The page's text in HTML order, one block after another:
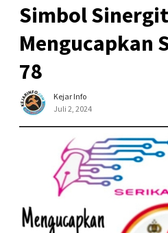
Simbol
Mengucapkan
78
Kejar Info
Juli 2, 2024